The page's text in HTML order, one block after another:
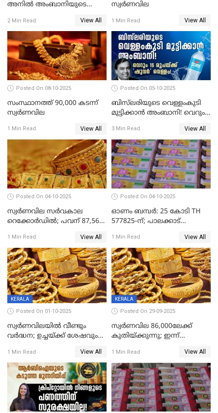
അനിൽ അംബാനിയുടെ
അറസ്റ്റിൽ; ഇഡി അന്വേഷണം
വ്യാപിപ്പിക്കുന്നു
2 Min Read View All
സ്വര്‍ണവില
1 Min Read View All
Posted On 08-10-2025
സംസ്ഥാനത്ത് 90,000 കടന്ന്
സ്വര്‍ണവില
1 Min Read View All
Posted On 05-10-2025
ബിസ്‌ലരിയുടെ വെള്ളംകുടി
മുട്ടിക്കാൻ അംബാനി! വെറും
3 Min Read View All
Posted On 04-10-2025
സ്വര്‍ണവില സര്‍വകാല
റെക്കോര്‍ഡില്‍; പവന് 87,560
1 Min Read View All
Posted On 04-10-2025
ഓണം ബമ്പർ: 25 കോടി TH
577825-ന്; പാലക്കാട്
മുന്നിൽ
1 Min Read View All
KERALA
Posted On 01-10-2025
സ്വർണവിലയിൽ വീണ്ടും
വർദ്ധന; ഉച്ചയ്ക്ക് ശേഷവും
കൂടിയത് പവന് 2,760 രൂപ
1 Min Read View All
KERALA
Posted On 29-09-2025
സ്വര്‍ണവില 86,000ലേക്ക്
കുതിയ്ക്കുന്നു; ഇന്ന്
1040 രൂപ
1 Min Read View All